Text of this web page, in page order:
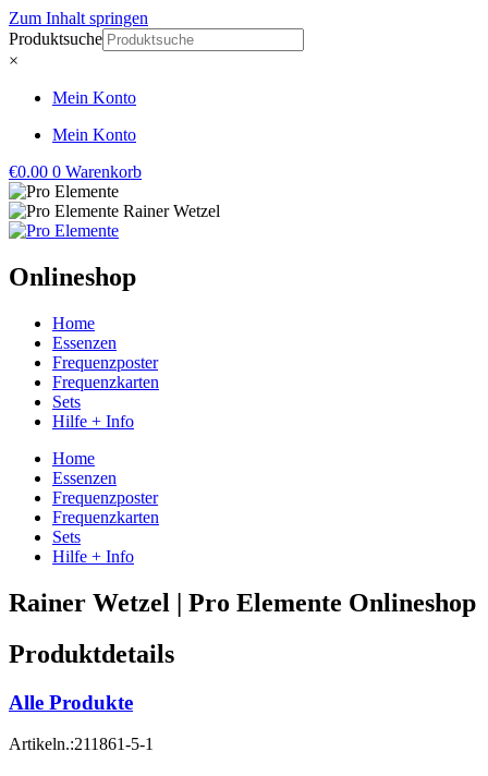
Zum Inhalt springen
Produktsuche
×
Mein Konto
Mein Konto
€0.00 0 Warenkorb
Onlineshop
Home
Essenzen
Frequenzposter
Frequenzkarten
Sets
Hilfe + Info
Home
Essenzen
Frequenzposter
Frequenzkarten
Sets
Hilfe + Info
Rainer Wetzel | Pro Elemente Onlineshop
Produktdetails
Alle Produkte
Artikeln.:211861-5-1